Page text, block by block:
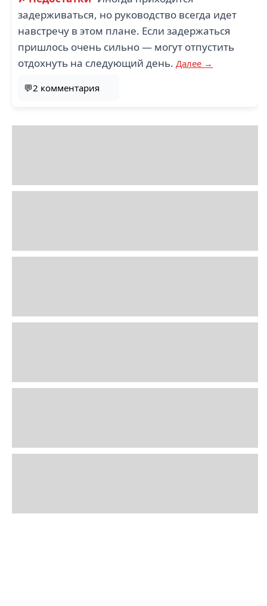
задерживаться, но руководство всегда идет
навстречу в этом плане. Если задержаться
пришлось очень сильно — могут отпустить
отдохнуть на следующий день. Далее →
💬2 комментария